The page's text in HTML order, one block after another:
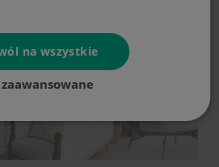
na wszystkie